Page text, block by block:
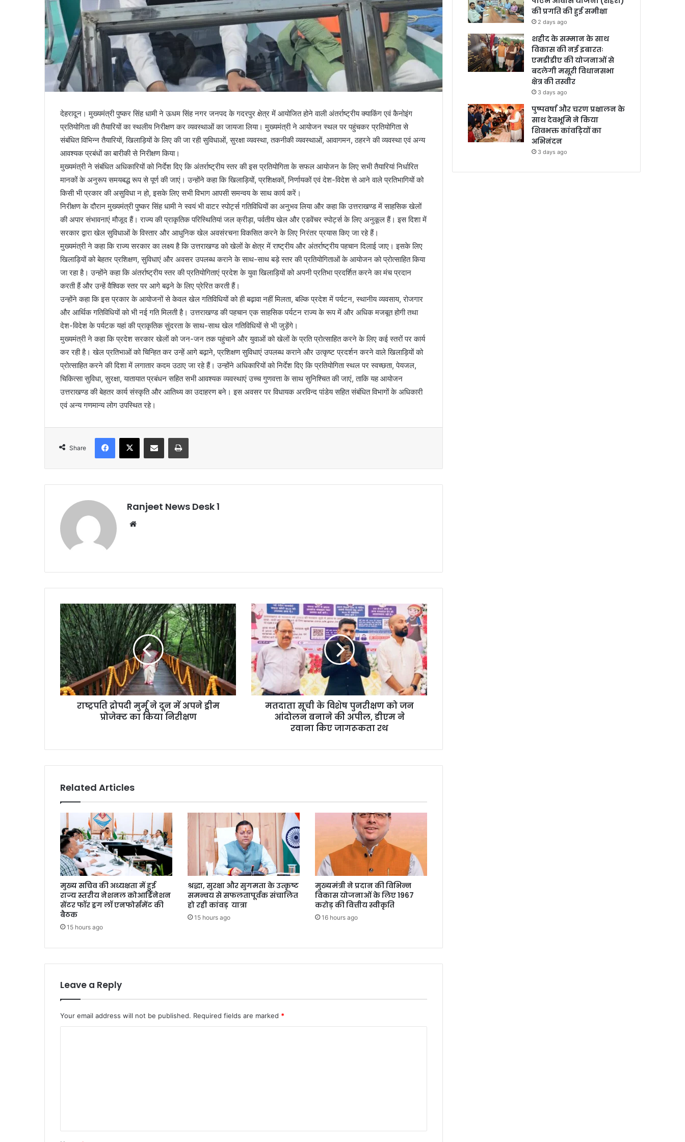
देहरादून। मुख्यमंत्री पुष्कर सिंह धामी ने ऊधम सिंह नगर जनपद के गदरपुर क्षेत्र में आयोजित होने वाली अंतर्राष्ट्रीय क्याकिंग एवं कैनोइंग
प्रतियोगिता की तैयारियों का स्थलीय निरीक्षण कर व्यवस्थाओं का जायजा लिया। मुख्यमंत्री ने आयोजन स्थल पर पहुंचकर प्रतियोगिता से
संबंधित विभिन्न तैयारियों, खिलाड़ियों के लिए की जा रही सुविधाओं, सुरक्षा व्यवस्था, तकनीकी व्यवस्थाओं, आवागमन, ठहरने की व्यवस्था एवं अन्य
आवश्यक प्रबंधों का बारीकी से निरीक्षण किया।
मुख्यमंत्री ने संबंधित अधिकारियों को निर्देश दिए कि अंतर्राष्ट्रीय स्तर की इस प्रतियोगिता के सफल आयोजन के लिए सभी तैयारियां निर्धारित
मानकों के अनुरूप समयबद्ध रूप से पूर्ण की जाएं। उन्होंने कहा कि खिलाड़ियों, प्रशिक्षकों, निर्णायकों एवं देश-विदेश से आने वाले प्रतिभागियों को
किसी भी प्रकार की असुविधा न हो, इसके लिए सभी विभाग आपसी समन्वय के साथ कार्य करें।
निरीक्षण के दौरान मुख्यमंत्री पुष्कर सिंह धामी ने स्वयं भी वाटर स्पोर्ट्स गतिविधियों का अनुभव लिया और कहा कि उत्तराखण्ड में साहसिक खेलों
की अपार संभावनाएं मौजूद हैं। राज्य की प्राकृतिक परिस्थितियां जल क्रीड़ा, पर्वतीय खेल और एडवेंचर स्पोर्ट्स के लिए अनुकूल हैं। इस दिशा में
सरकार द्वारा खेल सुविधाओं के विस्तार और आधुनिक खेल अवसंरचना विकसित करने के लिए निरंतर प्रयास किए जा रहे हैं।
मुख्यमंत्री ने कहा कि राज्य सरकार का लक्ष्य है कि उत्तराखण्ड को खेलों के क्षेत्र में राष्ट्रीय और अंतर्राष्ट्रीय पहचान दिलाई जाए। इसके लिए
खिलाड़ियों को बेहतर प्रशिक्षण, सुविधाएं और अवसर उपलब्ध कराने के साथ-साथ बड़े स्तर की प्रतियोगिताओं के आयोजन को प्रोत्साहित किया
जा रहा है। उन्होंने कहा कि अंतर्राष्ट्रीय स्तर की प्रतियोगिताएं प्रदेश के युवा खिलाड़ियों को अपनी प्रतिभा प्रदर्शित करने का मंच प्रदान
करती हैं और उन्हें वैश्विक स्तर पर आगे बढ़ने के लिए प्रेरित करती हैं।
उन्होंने कहा कि इस प्रकार के आयोजनों से केवल खेल गतिविधियों को ही बढ़ावा नहीं मिलता, बल्कि प्रदेश में पर्यटन, स्थानीय व्यवसाय, रोजगार
और आर्थिक गतिविधियों को भी नई गति मिलती है। उत्तराखण्ड की पहचान एक साहसिक पर्यटन राज्य के रूप में और अधिक मजबूत होगी तथा
देश-विदेश के पर्यटक यहां की प्राकृतिक सुंदरता के साथ-साथ खेल गतिविधियों से भी जुड़ेंगे।
मुख्यमंत्री ने कहा कि प्रदेश सरकार खेलों को जन-जन तक पहुंचाने और युवाओं को खेलों के प्रति प्रोत्साहित करने के लिए कई स्तरों पर कार्य
कर रही है। खेल प्रतिभाओं को चिन्हित कर उन्हें आगे बढ़ाने, प्रशिक्षण सुविधाएं उपलब्ध कराने और उत्कृष्ट प्रदर्शन करने वाले खिलाड़ियों को
प्रोत्साहित करने की दिशा में लगातार कदम उठाए जा रहे हैं। उन्होंने अधिकारियों को निर्देश दिए कि प्रतियोगिता स्थल पर स्वच्छता, पेयजल,
चिकित्सा सुविधा, सुरक्षा, यातायात प्रबंधन सहित सभी आवश्यक व्यवस्थाएं उच्च गुणवत्ता के साथ सुनिश्चित की जाएं, ताकि यह आयोजन
उत्तराखण्ड की बेहतर कार्य संस्कृति और आतिथ्य का उदाहरण बने। इस अवसर पर विधायक अरविन्द पांडेय सहित संबंधित विभागों के अधिकारी
एवं अन्य गणमान्य लोग उपस्थित रहे।
Share
Ranjeet News Desk 1
राष्ट्रपति द्रोपदी मुर्मू ने दून में अपने ड्रीम
प्रोजेक्ट का किया निरीक्षण
मतदाता सूची के विशेष पुनरीक्षण को जन
आंदोलन बनाने की अपील, डीएम ने
रवाना किए जागरूकता रथ
Related Articles
मुख्य सचिव की अध्यक्षता में हुई
राज्य स्तरीय नेशनल कोआर्डिनेशन
सेंटर फॉर ड्रग लॉ एनफोर्समेंट की
बैठक
15 hours ago
श्रद्धा, सुरक्षा और सुगमता के उत्कृष्ट
समन्वय से सफलतापूर्वक संचालित
हो रही कांवड़ यात्रा
15 hours ago
मुख्यमंत्री ने प्रदान की विभिन्न
विकास योजनाओं के लिए 1967
करोड़ की वित्तीय स्वीकृति
16 hours ago
Leave a Reply
Your email address will not be published. Required fields are marked *
की प्रगति की हुई समीक्षा
2 days ago
शहीद के सम्मान के साथ
विकास की नई इबारतः
एमडीडीए की योजनाओं से
बदलेगी मसूरी विधानसभा
क्षेत्र की तस्वीर
3 days ago
पुष्पवर्षा और चरण प्रक्षालन के
साथ देवभूमि ने किया
शिवभक्त कांवड़ियों का
अभिनंदन
3 days ago